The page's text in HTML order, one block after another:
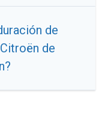
de
de